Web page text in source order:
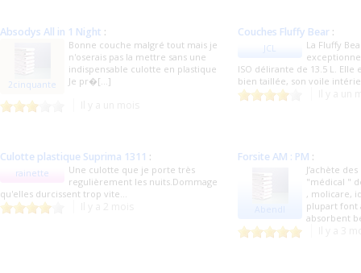
Absodys All in 1 Night :
2cinquante
Bonne couche malgré tout mais je
n'oserais pas la mettre sans une
indispensable culotte en plastique
Je pr�[...]
Couches Fluffy Bear :
JCL
La Fluffy
ISO délirante de 13.5 L.
bien taillée, son voile
Culotte plastique Suprima 1311 :
rainette
Une culotte que je porte très
regulièrement les nuits.Dommage
qu'elles durcissent trop vite...
Forsite AM : PM :
Abendl
J’achète
"médical "
, molicare,
plupart font
absorbent